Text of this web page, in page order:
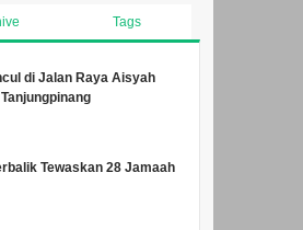
Tags
di Jalan Raya Aisyah
Tewaskan 28 Jamaah